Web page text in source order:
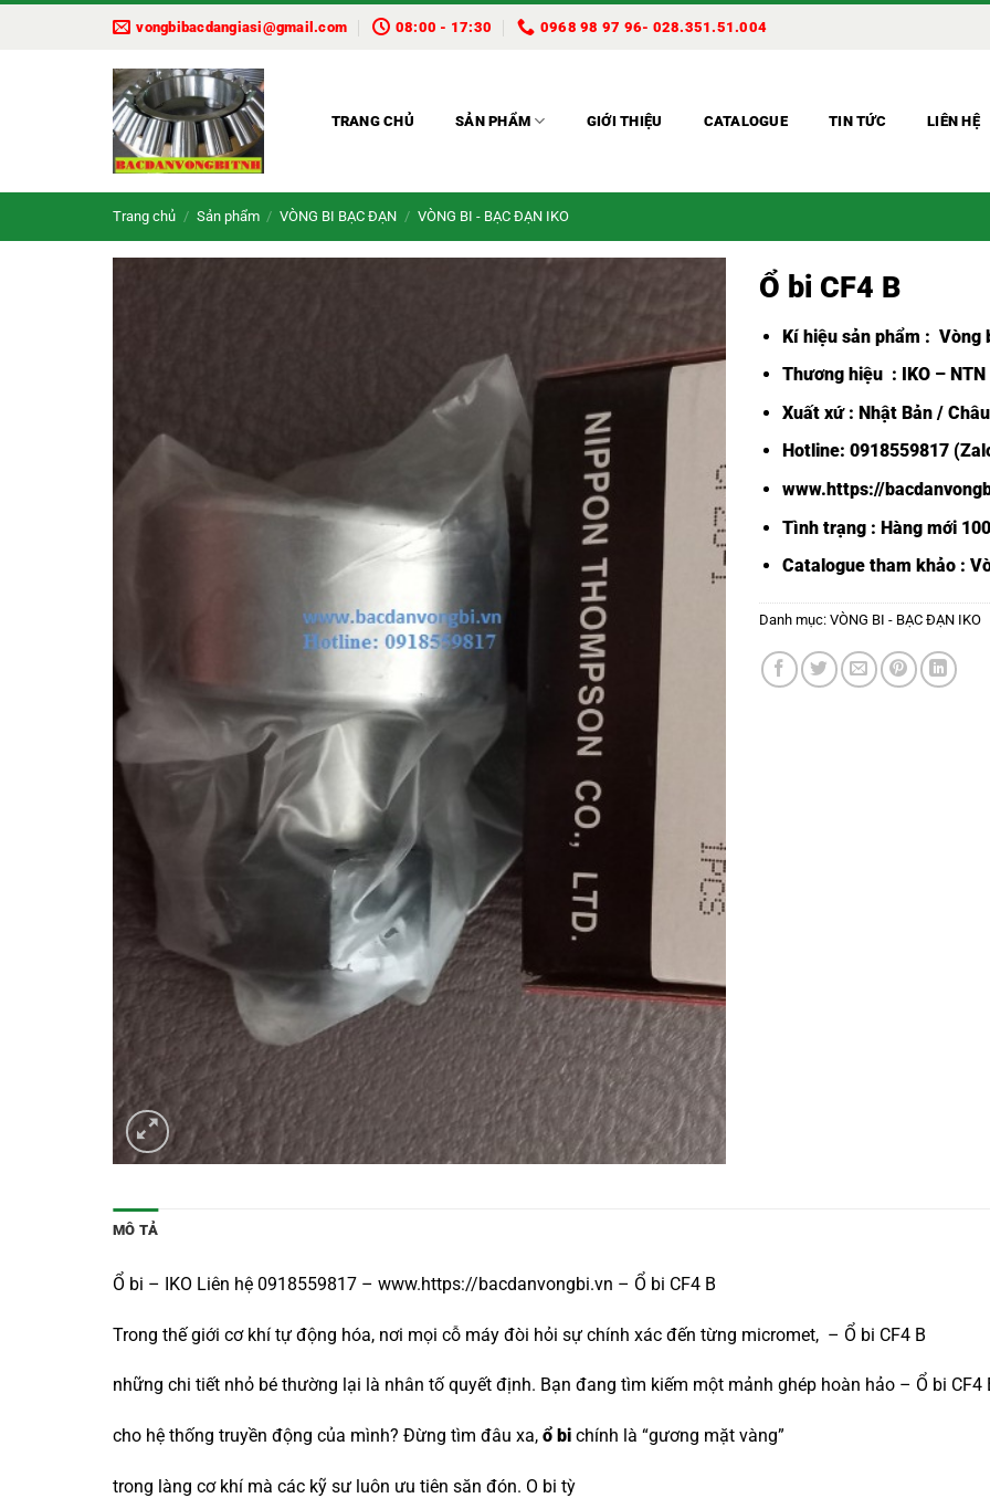
vongbibacdangiasi@gmail.com 08:00 - 17:30 0968 98 97 96- 028.351.51.004
TRANG CHỦ SẢN PHẨM GIỚI THIỆU CATALOGUE TIN TỨC LIÊN HỆ
Trang chủ / Sản phẩm / VÒNG BI BẠC ĐẠN / VÒNG BI - BẠC ĐẠN IKO
Ổ bi CF4 B
Kí hiệu sản phẩm : Vòng
Thương hiệu : IKO – NTN
Xuất xứ : Nhật Bản /
Hotline: 0918559817
www.https://
Tình trạng : Hàng mới
Catalogue tham khảo :
Danh mục: VÒNG BI - BẠC ĐẠN IKO
MÔ TẢ
Ổ bi – IKO Liên hệ 0918559817 – www.https://bacdanvongbi.vn – Ổ bi CF4 B
Trong thế giới cơ khí tự động hóa, nơi mọi cỗ máy đòi hỏi sự chính xác đến từng micromet, – Ổ bi CF4 B
những chi tiết nhỏ bé thường lại là nhân tố quyết định. Bạn đang tìm kiếm một mảnh ghép hoàn hảo – Ổ bi CF4
cho hệ thống truyền động của mình? Đừng tìm đâu xa, ổ bi chính là “gương mặt vàng”
trong làng cơ khí mà các kỹ sư luôn ưu tiên săn đón. O bi tỳ